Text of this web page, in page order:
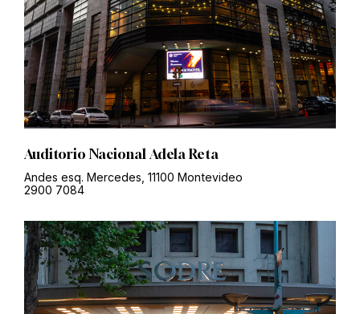
Auditorio Nacional Adela Reta
Andes esq. Mercedes, 11100 Montevideo
2900 7084